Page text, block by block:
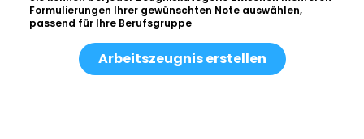
Formulierungen Ihrer gewünschten Note auswählen,
passend für Ihre Berufsgruppe
Arbeitszeugnis erstellen